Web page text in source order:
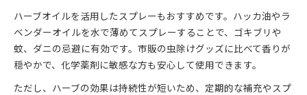
ハーブオイルを活用したスプレーもおすすめです。ハッカ油やラ
ベンダーオイルを水で薄めてスプレーすることで、ゴキブリや
蚊、ダニの忌避に有効です。市販の虫除けグッズに比べて香りが
穏やかで、化学薬剤に敏感な方も安心して使用できます。
ただし、ハーブの効果は持続性が短いため、定期的な補充やスプ